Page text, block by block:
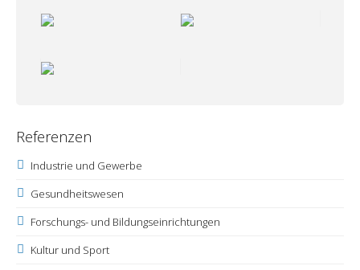
Referenzen
Industrie und Gewerbe
Gesundheitswesen
Forschungs- und Bildungseinrichtungen
Kultur und Sport